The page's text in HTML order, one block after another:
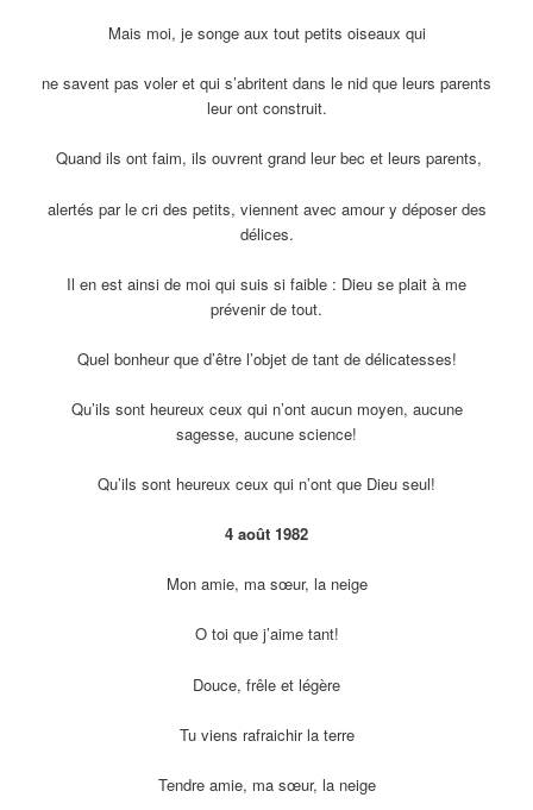
Mais moi, je songe aux tout petits oiseaux qui
ne savent pas voler et qui s’abritent dans le nid que leurs parents
leur ont construit.
Quand ils ont faim, ils ouvrent grand leur bec et leurs parents,
alertés par le cri des petits, viennent avec amour y déposer des
délices.
Il en est ainsi de moi qui suis si faible : Dieu se plait à me
prévenir de tout.
Quel bonheur que d’être l’objet de tant de délicatesses!
Qu’ils sont heureux ceux qui n’ont aucun moyen, aucune
sagesse, aucune science!
Qu’ils sont heureux ceux qui n’ont que Dieu seul!
4 août 1982
Mon amie, ma sœur, la neige
O toi que j’aime tant!
Douce, frêle et légère
Tu viens rafraichir la terre
Tendre amie, ma sœur, la neige